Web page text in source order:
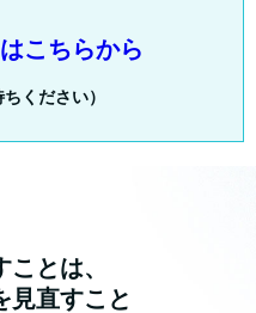
こちらから
ください）
とは、
見直すこと